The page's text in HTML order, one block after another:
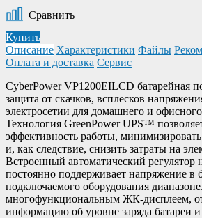
Сравнить
Купить
Описание Характеристики Файлы
Оплата и доставка Сервис
CyberPower VP1200EILCD батарейная
защита от скачков, всплесков
электросетии для домашнего и
Технология GreenPower UPS™
эффективность работы,
и, как следствие, снизить затраты на
Встроенный автоматический
постоянно поддерживает напряжение в
подключаемого оборудования
многофункциональным ЖК-дисплеем,
информацию об уровне заряда батареи